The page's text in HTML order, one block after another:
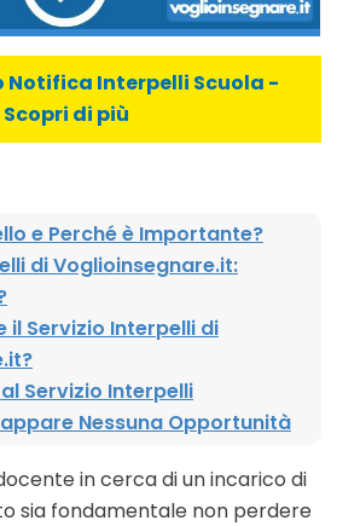
Notifica Interpelli Scuola -
Scopri di più
e Perché è Importante?
di Voglioinsegnare.it:
il Servizio Interpelli di
Servizio Interpelli
Nessuna Opportunità
in cerca di un incarico di
sia fondamentale non perdere